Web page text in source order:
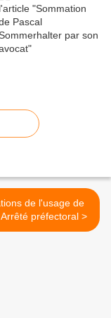
de l'usage de
l'eau - Arrêté préfectoral >